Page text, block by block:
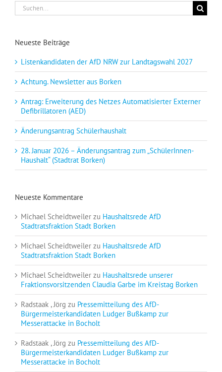
Suche
nach:
Neueste Beiträge
Listenkandidaten der AfD NRW zur Landtagswahl 2027
Achtung. Newsletter aus Borken
Antrag: Erweiterung des Netzes Automatisierter Externer
Defibrillatoren (AED)
Änderungsantrag Schülerhaushalt
28. Januar 2026 – Änderungsantrag zum „SchülerInnen-
Haushalt“ (Stadtrat Borken)
Neueste Kommentare
Michael Scheidtweiler zu Haushaltsrede AfD
Stadtratsfraktion Stadt Borken
Michael Scheidtweiler zu Haushaltsrede AfD
Stadtratsfraktion Stadt Borken
Michael Scheidtweiler zu Haushaltsrede unserer
Fraktionsvorsitzenden Claudia Garbe im Kreistag Borken
Radstaak , Jörg zu Pressemitteilung des AfD-
Bürgermeisterkandidaten Ludger Bußkamp zur
Messerattacke in Bocholt
Radstaak , Jörg zu Pressemitteilung des AfD-
Bürgermeisterkandidaten Ludger Bußkamp zur
Messerattacke in Bocholt